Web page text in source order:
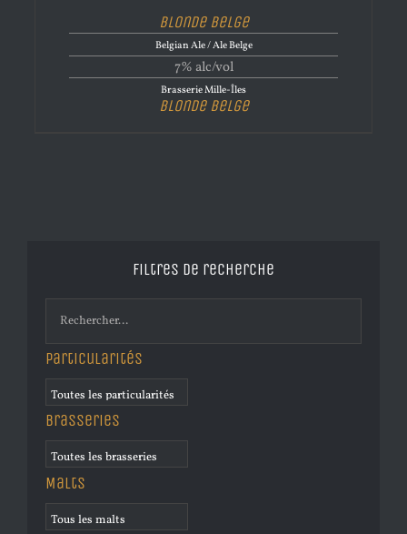
Blonde Belge
Belgian Ale / Ale Belge
7% alc/vol
Brasserie Mille-Îles
Blonde Belge
Filtres de recherche
Particularités
Brasseries
Malts